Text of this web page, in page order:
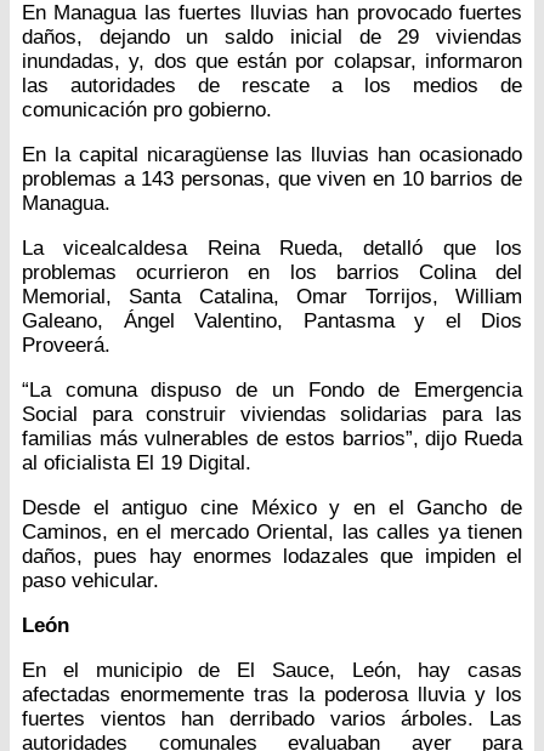
En Managua las fuertes lluvias han provocado fuertes
daños, dejando un saldo inicial de 29 viviendas
inundadas, y, dos que están por colapsar, informaron
las autoridades de rescate a los medios de
comunicación pro gobierno.
En la capital nicaragüense las lluvias han ocasionado
problemas a 143 personas, que viven en 10 barrios de
Managua.
La vicealcaldesa Reina Rueda, detalló que los
problemas ocurrieron en los barrios Colina del
Memorial, Santa Catalina, Omar Torrijos, William
Galeano, Ángel Valentino, Pantasma y el Dios
Proveerá.
“La comuna dispuso de un Fondo de Emergencia
Social para construir viviendas solidarias para las
familias más vulnerables de estos barrios”, dijo Rueda
al oficialista El 19 Digital.
Desde el antiguo cine México y en el Gancho de
Caminos, en el mercado Oriental, las calles ya tienen
daños, pues hay enormes lodazales que impiden el
paso vehicular.
León
En el municipio de El Sauce, León, hay casas
afectadas enormemente tras la poderosa lluvia y los
fuertes vientos han derribado varios árboles. Las
autoridades comunales evaluaban ayer para